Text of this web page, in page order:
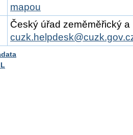
mapou
Český úřad zeměměřický